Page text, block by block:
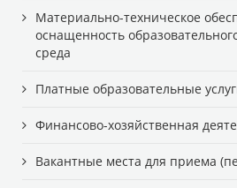
Материально-техническое
оснащенность
среда
Платные образовательные
Финансово-хозяйственная
Вакантные места для приема